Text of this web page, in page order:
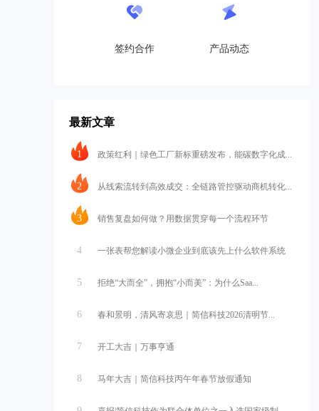
签约合作 产品动态
最新文章
1 政策红利｜绿色工厂新标重磅发布，能碳数字化成...
2 从线索流转到高效成交：全链路管控驱动商机转化...
3 销售复盘如何做？用数据贯穿每一个流程环节
4 一张表帮您解读小微企业到底该先上什么软件系统
5 拒绝“大而全”，拥抱“小而美”：为什么Saa...
6 春和景明，清风寄哀思｜简信科技2026清明节...
7 开工大吉｜万事亨通
8 马年大吉｜简信科技丙午年春节放假通知